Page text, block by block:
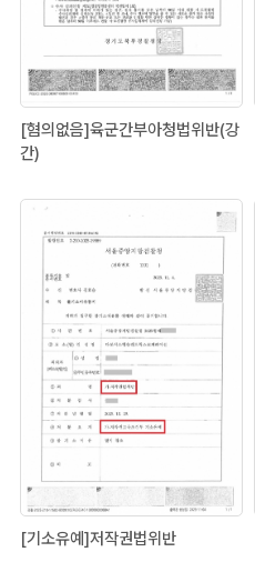
[혐의없음]육군간부아청법위반(강
간)
[기소유예]저작권법위반